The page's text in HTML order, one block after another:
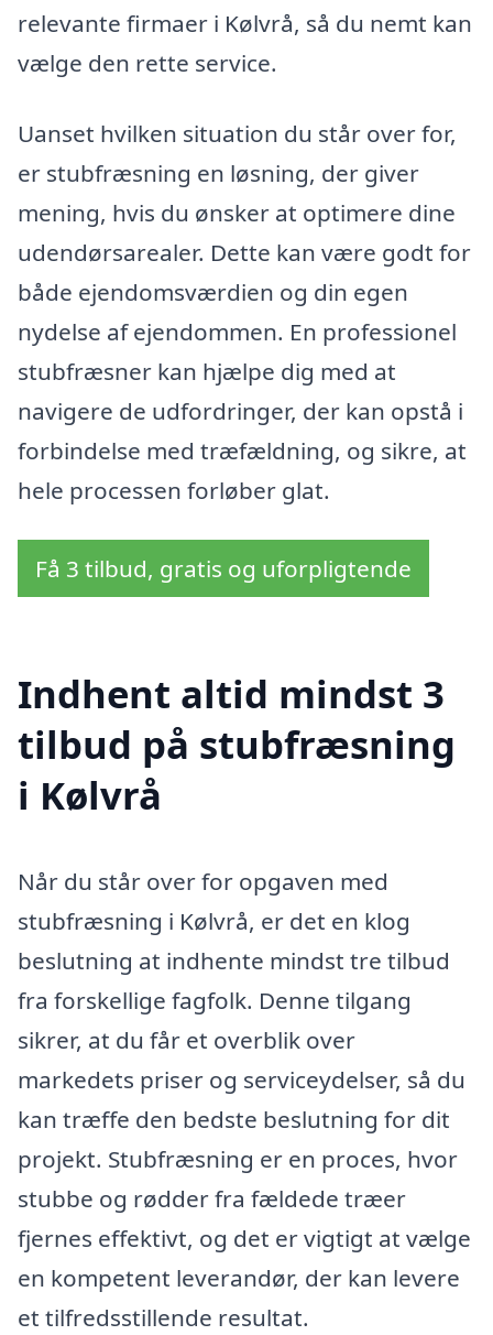
relevante firmaer i Kølvrå, så du nemt kan
vælge den rette service.
Uanset hvilken situation du står over for,
er stubfræsning en løsning, der giver
mening, hvis du ønsker at optimere dine
udendørsarealer. Dette kan være godt for
både ejendomsværdien og din egen
nydelse af ejendommen. En professionel
stubfræsner kan hjælpe dig med at
navigere de udfordringer, der kan opstå i
forbindelse med træfældning, og sikre, at
hele processen forløber glat.
Få 3 tilbud, gratis og uforpligtende
Indhent altid mindst 3
tilbud på stubfræsning
i Kølvrå
Når du står over for opgaven med
stubfræsning i Kølvrå, er det en klog
beslutning at indhente mindst tre tilbud
fra forskellige fagfolk. Denne tilgang
sikrer, at du får et overblik over
markedets priser og serviceydelser, så du
kan træffe den bedste beslutning for dit
projekt. Stubfræsning er en proces, hvor
stubbe og rødder fra fældede træer
fjernes effektivt, og det er vigtigt at vælge
en kompetent leverandør, der kan levere
et tilfredsstillende resultat.